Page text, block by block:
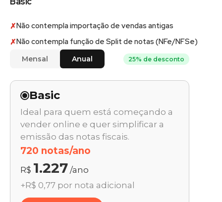
✗Não contempla importação de vendas antigas
✗Não contempla função de Split de notas (NFe/NFSe)
Mensal Anual 25% de desconto
Basic
Ideal para quem está começando a
vender online e quer simplificar a
emissão das notas fiscais.
720 notas/ano
R$ 1.227 /ano
+R$ 0,77 por nota adicional